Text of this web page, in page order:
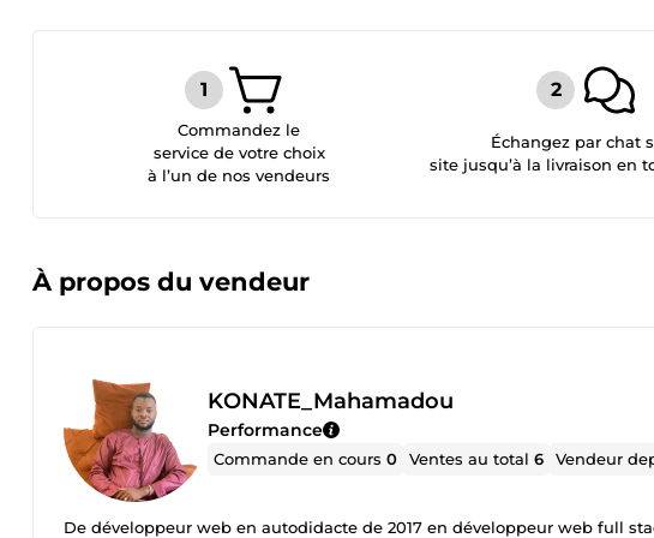
Commandez le
service de votre choix
à l’un de nos vendeurs
Échangez par chat
site jusqu’à la livraison en
À propos du vendeur
KONATE_Mahamadou
Performance
Commande en cours0 Ventes au total6 Vendeur
De développeur web en autodidacte de 2017 en développeur web full